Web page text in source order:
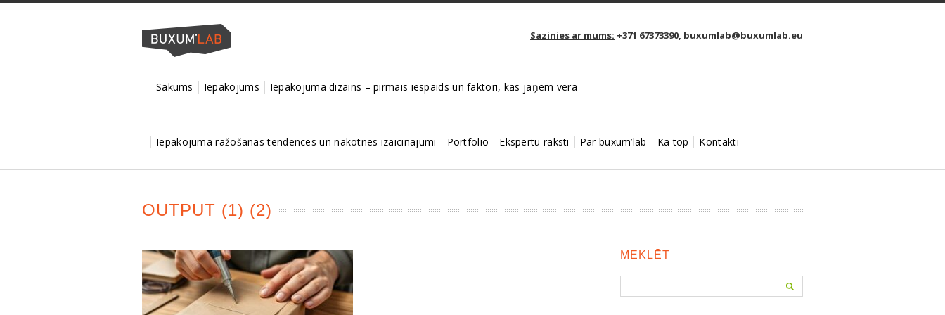
Sazinies ar mums: +371 67373390, buxumlab@buxumlab.eu
Sākums Iepakojums Iepakojuma dizains – pirmais iespaids un faktori, kas jāņem vērā
Iepakojuma ražošanas tendences un nākotnes izaicinājumi Portfolio Ekspertu raksti Par buxum’lab Kā top Kontakti
OUTPUT (1) (2)
MEKLĒT